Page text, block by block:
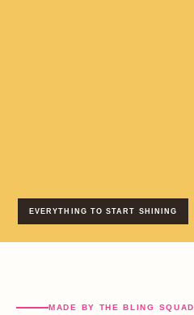
EVERYTHING TO START SHINING
MADE BY THE BLING SQUAD